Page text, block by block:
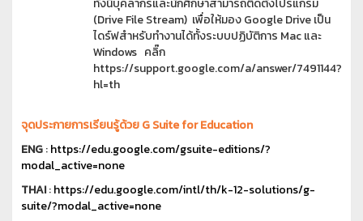
ทั้งนี้บุคลากรและนักศึกษาสามารถติดตั้งโปรแกรม
(Drive File Stream) เพื่อให้มอง Google Drive เป็น
ไดร์ฟสำหรับทำงานได้ทั้งระบบปฏิบัติการ Mac และ
Windows คลิ๊ก
https://support.google.com/a/answer/7491144?
hl=th
จุดประกายการเรียนรู้ด้วย G Suite for Education
ENG:https://edu.google.com/gsuite-editions/?
modal_active=none
THAI:https://edu.google.com/intl/th/k-12-solutions/g-
suite/?modal_active=none